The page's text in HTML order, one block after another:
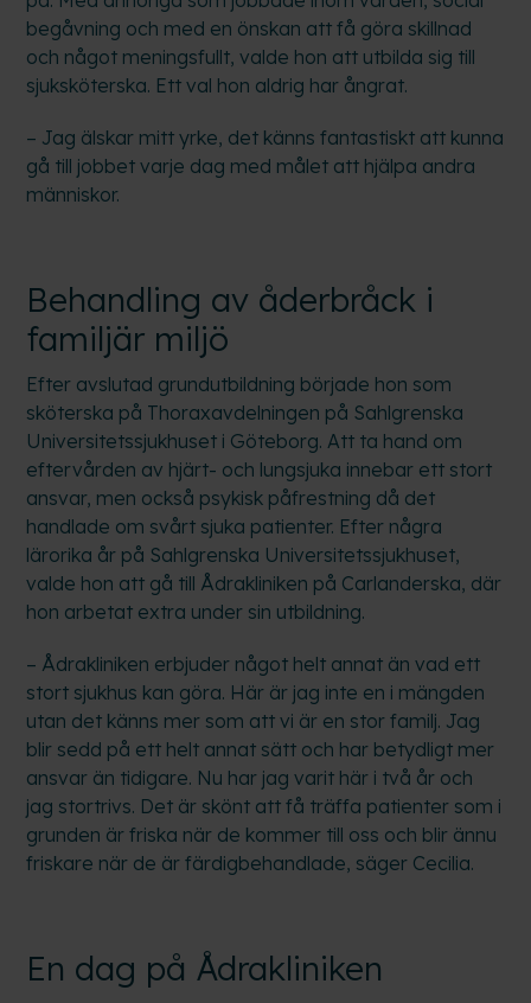
begåvning och med en önskan att få göra skillnad
och något meningsfullt, valde hon att utbilda sig till
sjuksköterska. Ett val hon aldrig har ångrat.
– Jag älskar mitt yrke, det känns fantastiskt att kunna
gå till jobbet varje dag med målet att hjälpa andra
människor.
Behandling av åderbråck i
familjär miljö
Efter avslutad grundutbildning började hon som
sköterska på Thoraxavdelningen på Sahlgrenska
Universitetssjukhuset i Göteborg. Att ta hand om
eftervården av hjärt- och lungsjuka innebar ett stort
ansvar, men också psykisk påfrestning då det
handlade om svårt sjuka patienter. Efter några
lärorika år på Sahlgrenska Universitetssjukhuset,
valde hon att gå till Ådrakliniken på Carlanderska, där
hon arbetat extra under sin utbildning.
– Ådrakliniken erbjuder något helt annat än vad ett
stort sjukhus kan göra. Här är jag inte en i mängden
utan det känns mer som att vi är en stor familj. Jag
blir sedd på ett helt annat sätt och har betydligt mer
ansvar än tidigare. Nu har jag varit här i två år och
jag stortrivs. Det är skönt att få träffa patienter som i
grunden är friska när de kommer till oss och blir ännu
friskare när de är färdigbehandlade, säger Cecilia.
En dag på Ådrakliniken